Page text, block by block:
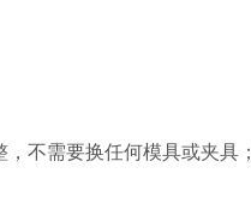
不需要换任何模具或夹具；